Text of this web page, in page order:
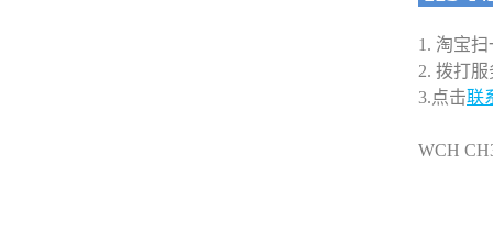
1. 淘宝
2. 拨打服
3.点击联
WCH